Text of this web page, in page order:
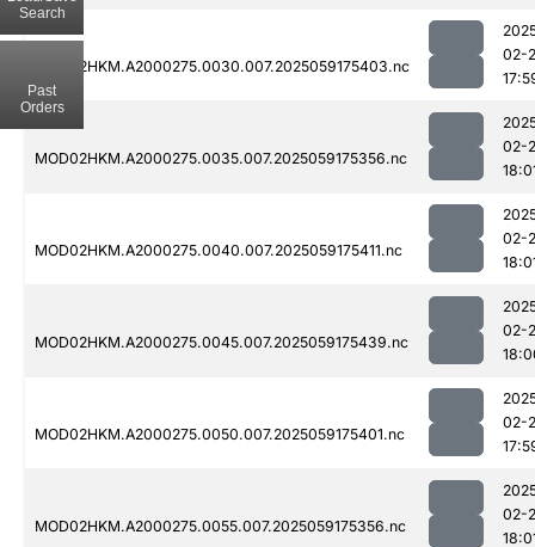
MOD02HKM.A2000275.0030.007.2025059175403.nc
02-
MOD02HKM.A2000275.0035.007.2025059175356.nc
02-
MOD02HKM.A2000275.0040.007.2025059175411.nc
02-
MOD02HKM.A2000275.0045.007.2025059175439.nc
02-
MOD02HKM.A2000275.0050.007.2025059175401.nc
02-
MOD02HKM.A2000275.0055.007.2025059175356.nc
02-
Search
Past
Orders